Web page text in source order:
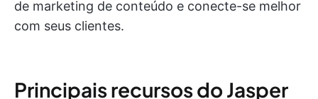
de marketing de conteúdo e conecte-se melhor
com seus clientes.
Principais recursos do Jasper